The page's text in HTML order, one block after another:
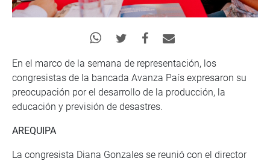
En el marco de la semana de representación, los
congresistas de la bancada Avanza País expresaron su
preocupación por el desarrollo de la producción, la
educación y previsión de desastres.
AREQUIPA
La congresista Diana Gonzales se reunió con el director